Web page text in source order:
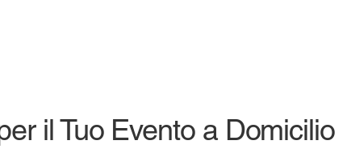
il Tuo Evento a Domicilio